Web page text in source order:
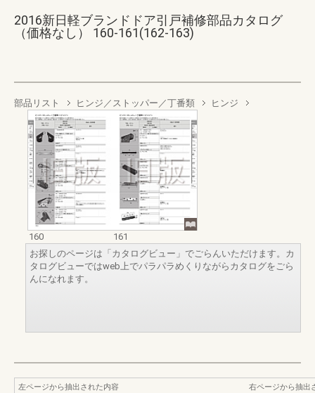
2016新日軽ブランドドア引戸補修部品カタログ
（価格なし） 160-161(162-163)
部品リスト ヒンジ／ストッパー／丁番類 ヒンジ
160
161
お探しのページは「カタログビュー」でごらんいただけます。カ
タログビューではweb上でパラパラめくりながらカタログをごら
んになれます。
左ページから抽出された内容
右ページから抽出